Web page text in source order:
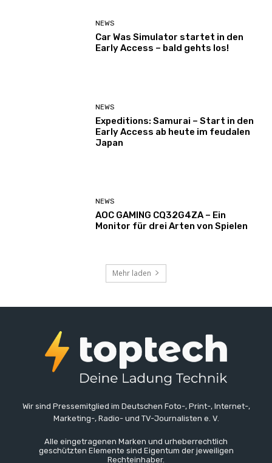
NEWS
Car Was Simulator startet in den
Early Access – bald gehts los!
NEWS
Expeditions: Samurai – Start in den
Early Access ab heute im feudalen
Japan
NEWS
AOC GAMING CQ32G4ZA – Ein
Monitor für drei Arten von Spielen
Mehr laden
Wir sind Pressemitglied im Deutschen Foto-, Print-, Internet-,
Marketing-, Radio- und TV-Journalisten e. V.
Alle eingetragenen Marken und urheberrechtlich
geschützten Elemente sind Eigentum der jeweiligen
Rechteinhaber.